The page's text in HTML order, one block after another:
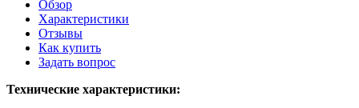
Обзор
Характеристики
Отзывы
Как купить
Задать вопрос
Технические характеристики: